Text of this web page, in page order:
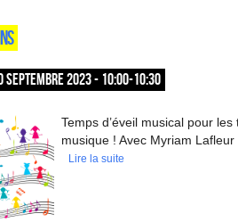
SEPTEMBRE 2023 - 10:00-10:30
Temps d’éveil musical pour
musique ! Avec Myriam Lafleur
Lire la suite